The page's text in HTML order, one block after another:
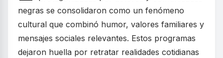
negras se consolidaron como un fenómeno
cultural que combinó humor, valores familiares y
mensajes sociales relevantes. Estos programas
dejaron huella por retratar realidades cotidianas